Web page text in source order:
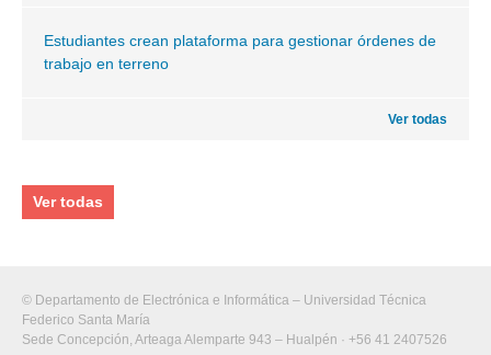
Estudiantes crean plataforma para gestionar órdenes de
trabajo en terreno
Ver todas
Ver todas
© Departamento de Electrónica e Informática – Universidad Técnica
Federico Santa María
Sede Concepción, Arteaga Alemparte 943 – Hualpén · +56 41 2407526